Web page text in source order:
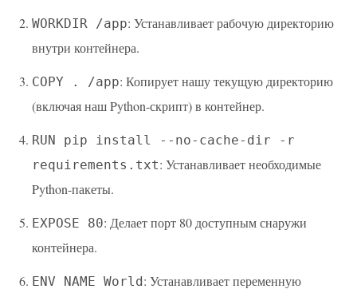
WORKDIR /app: Устанавливает рабочую директорию
внутри контейнера.
COPY . /app: Копирует нашу текущую директорию
(включая наш Python-скрипт) в контейнер.
RUN pip install --no-cache-dir -r
requirements.txt: Устанавливает необходимые
Python-пакеты.
EXPOSE 80: Делает порт 80 доступным снаружи
контейнера.
ENV NAME World: Устанавливает переменную